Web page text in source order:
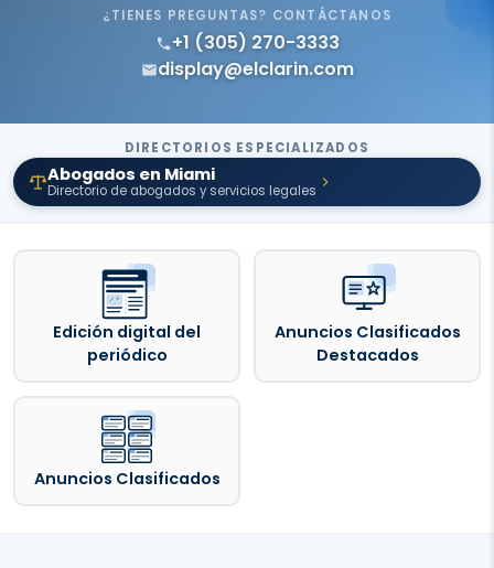
¿TIENES PREGUNTAS? CONTÁCTANOS
+1 (305) 270-3333
display@elclarin.com
DIRECTORIOS ESPECIALIZADOS
Abogados en Miami
Directorio de abogados y servicios legales
Edición digital del
periódico
Anuncios Clasificados
Destacados
Anuncios Clasificados